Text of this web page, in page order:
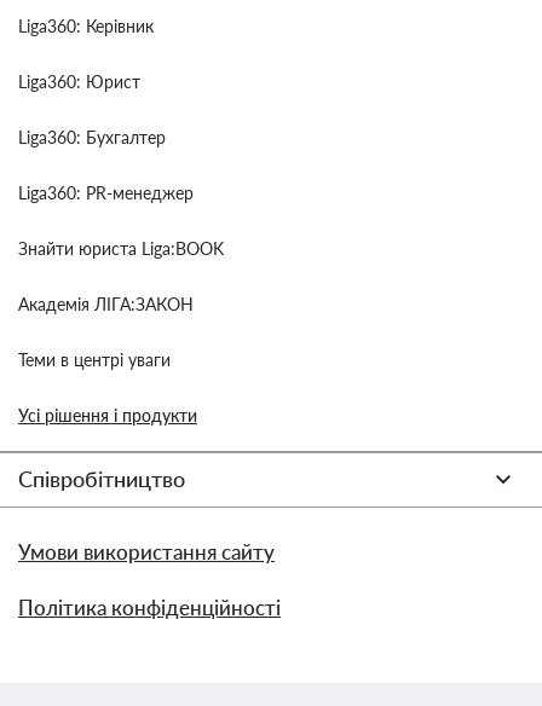
Liga360: Керівник
Liga360: Юрист
Liga360: Бухгалтер
Liga360: PR-менеджер
Знайти юриста Liga:BOOK
Академія ЛІГА:ЗАКОН
Теми в центрі уваги
Усі рішення і продукти
Співробітництво
Умови використання сайту
Політика конфіденційності